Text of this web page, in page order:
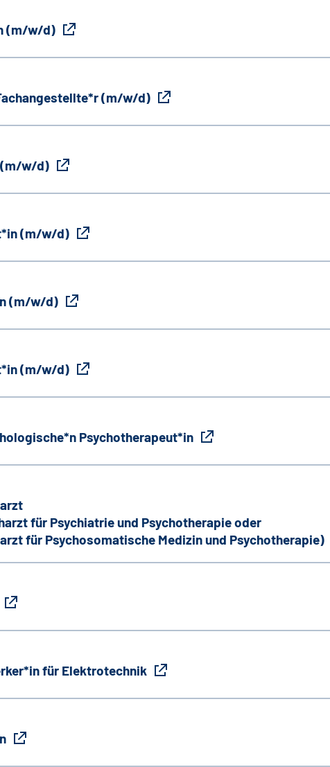
(m/w/d)
(m/w/d)
w/d)
(m/w/d)
(m/w/d)
(m/w/d)
Psychotherapeut*in
für Psychiatrie und Psychotherapie oder
für Psychosomatische Medizin und Psychotherapie)
für Elektrotechnik